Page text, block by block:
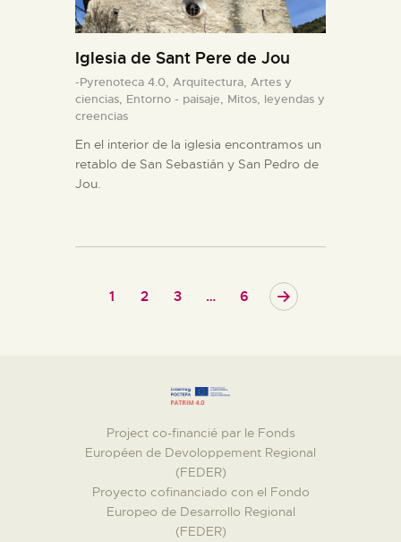
Iglesia de Sant Pere de Jou
-Pyrenoteca 4.0, Arquitectura, Artes y
ciencias, Entorno - paisaje, Mitos, leyendas y
creencias
En el interior de la iglesia encontramos un
retablo de San Sebastián y San Pedro de
Jou.
1 2 3 … 6
Project co-financié par le Fonds
Européen de Devoloppement Regional
(FEDER)
Proyecto cofinanciado con el Fondo
Europeo de Desarrollo Regional
(FEDER)